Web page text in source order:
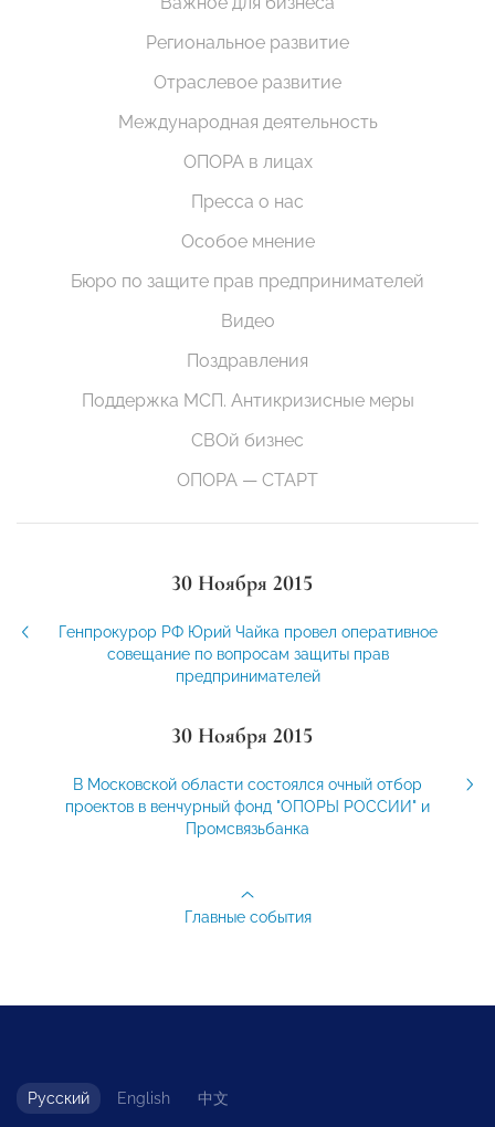
Региональное развитие
Отраслевое развитие
Международная деятельность
ОПОРА в лицах
Пресса о нас
Особое мнение
Бюро по защите прав предпринимателей
Видео
Поздравления
Поддержка МСП. Антикризисные меры
СВОй бизнес
ОПОРА — СТАРТ
30 Ноября 2015
Генпрокурор РФ Юрий Чайка провел оперативное
совещание по вопросам защиты прав
предпринимателей
30 Ноября 2015
В Московской области состоялся очный отбор
проектов в венчурный фонд "ОПОРЫ РОССИИ" и
Промсвязьбанка
Главные события
Русский English 中文